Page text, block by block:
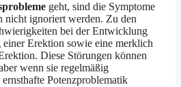
geht, sind die Symptome
nicht ignoriert werden. Zu den
bei der Entwicklung
Erektion sowie eine merklich
Diese Störungen können
wenn sie regelmäßig
Potenzproblematik